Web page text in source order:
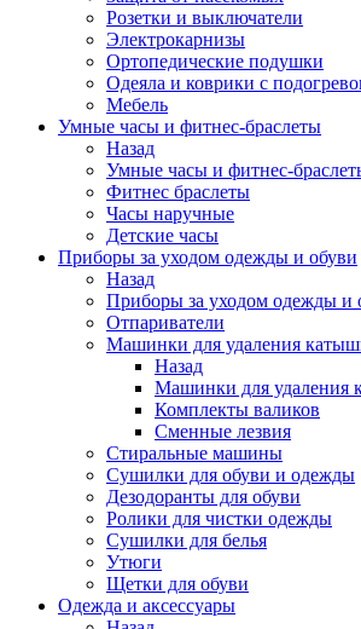
Розетки и выключатели
Электрокарнизы
Ортопедические подушки
Одеяла и коврики с
Мебель
Умные часы и фитнес-браслеты
Назад
Умные часы и фитнес-
Фитнес браслеты
Часы наручные
Детские часы
Приборы за уходом одежды и обуви
Назад
Приборы за уходом одежды и
Отпариватели
Машинки для удаления
Назад
Машинки для удаления
Комплекты валиков
Сменные лезвия
Стиральные машины
Сушилки для обуви и одежды
Дезодоранты для обуви
Ролики для чистки одежды
Сушилки для белья
Утюги
Щетки для обуви
Одежда и аксессуары